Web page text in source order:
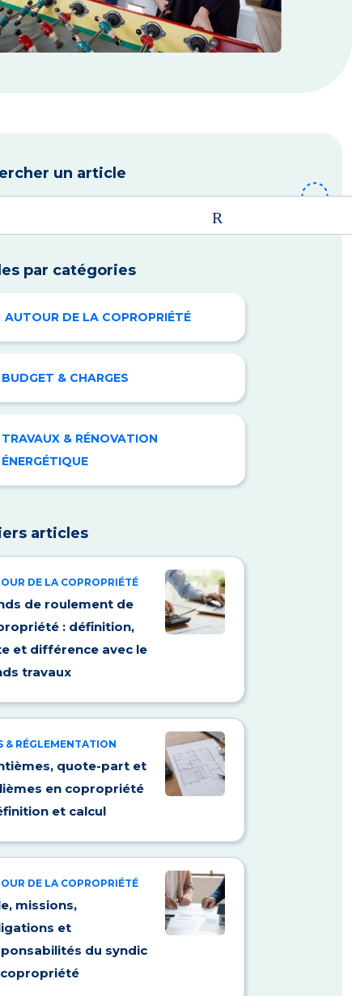
un article
par catégories
AUTOUR DE LA COPROPRIÉTÉ
BUDGET & CHARGES
TRAVAUX & RÉNOVATION
ÉNERGÉTIQUE
articles
DE LA COPROPRIÉTÉ
de roulement de
: définition,
et différence avec le
travaux
& RÉGLEMENTATION
quote-part et
en copropriété
et calcul
DE LA COPROPRIÉTÉ
missions,
et
du syndic